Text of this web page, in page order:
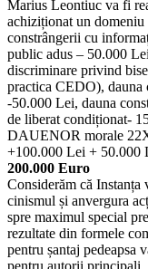
Marius Leontiuc va fi
achiziționat un
constrângerii cu
public adus – 50.000
discriminare privind
practica CEDO), dauna
-50.000 Lei, dauna
de liberat condiționat-
DAUENOR morale
+100.000 Lei + 50.000
200.000 Euro
Considerăm că
cinismul și anvergura
spre maximul special
rezultate din formele
pentru șantaj pedeapsa